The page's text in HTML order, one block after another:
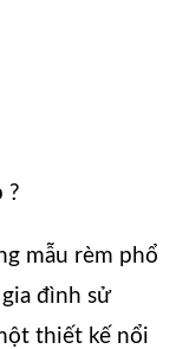
?
mẫu rèm phổ
đình sử
thiết kế nổi